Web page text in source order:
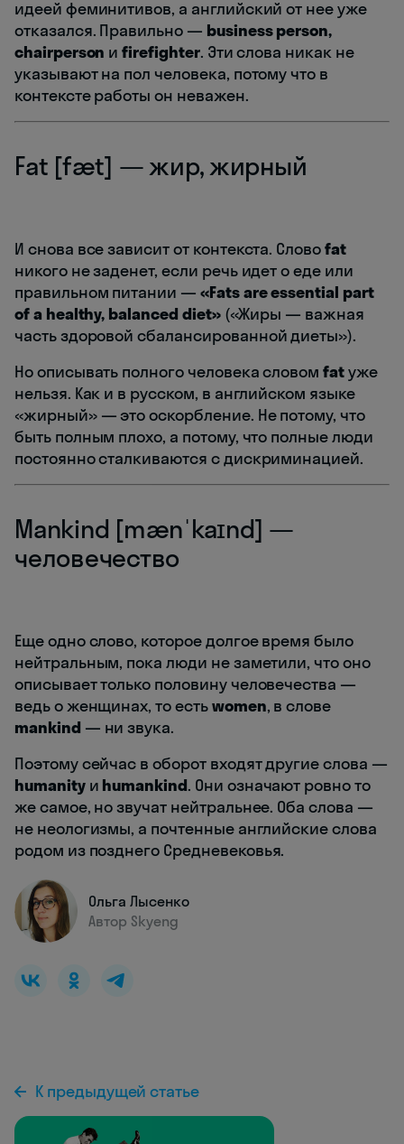
идеей феминитивов, а английский от нее уже
отказался. Правильно — business person,
chairperson иfirefighter. Эти слова никак не
указывают на пол человека, потому что в
контексте работы он неважен.
Fat [fæt] — жир, жирный
И снова все зависит от контекста. Словоfat
никого не заденет, если речь идет о еде или
правильном питании — «Fats are essential part
of a healthy, balanced diet»(«Жиры — важная
часть здоровой сбалансированной диеты»).
Но описывать полного человека словомfatуже
нельзя. Как и в русском, в английском языке
«жирный» — это оскорбление. Не потому, что
быть полным плохо, а потому, что полные люди
постоянно сталкиваются с дискриминацией.
Mankind [mænˈkaɪnd] —
человечество
Еще одно слово, которое долгое время было
нейтральным, пока люди не заметили, что оно
описывает только половину человечества —
ведь о женщинах, то естьwomen, в слове
mankind — ни звука.
Поэтому сейчас в оборот входят другие слова —
humanityи humankind. Они означают ровно то
же самое, но звучат нейтральнее. Оба слова —
не неологизмы, а почтенные английские слова
родом из позднего Средневековья.
Ольга Лысенко
Автор Skyeng
К предыдущей статье